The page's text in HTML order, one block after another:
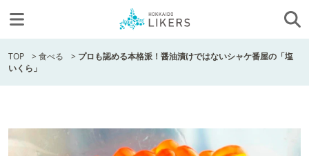
TOP >食べる > プロも認める本格派！醤油漬けではないシャケ番屋の「塩
いくら」